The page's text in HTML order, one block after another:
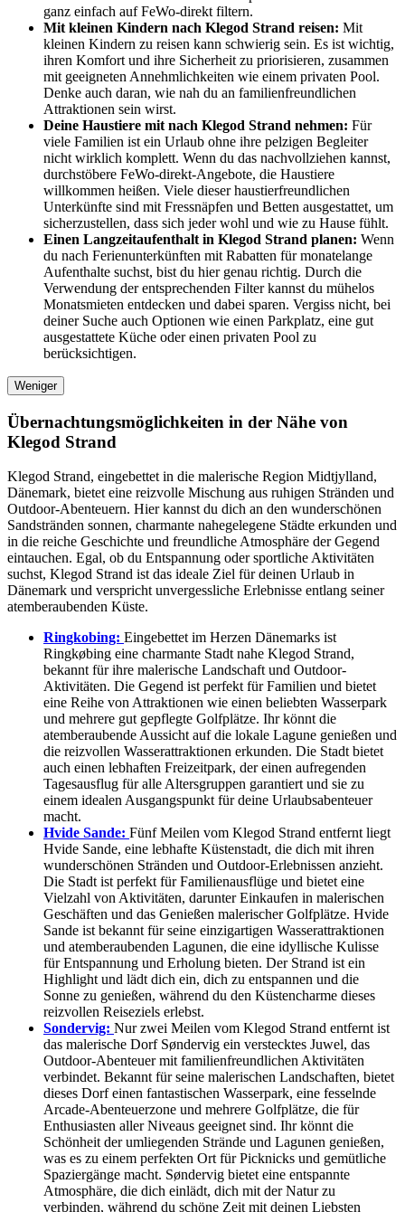
ganz einfach auf FeWo-direkt filtern.
Mit kleinen Kindern nach Klegod Strand reisen: Mit
kleinen Kindern zu reisen kann schwierig sein. Es ist wichtig,
ihren Komfort und ihre Sicherheit zu priorisieren, zusammen
mit geeigneten Annehmlichkeiten wie einem privaten Pool.
Denke auch daran, wie nah du an familienfreundlichen
Attraktionen sein wirst.
Deine Haustiere mit nach Klegod Strand nehmen: Für
viele Familien ist ein Urlaub ohne ihre pelzigen Begleiter
nicht wirklich komplett. Wenn du das nachvollziehen kannst,
durchstöbere FeWo-direkt-Angebote, die Haustiere
willkommen heißen. Viele dieser haustierfreundlichen
Unterkünfte sind mit Fressnäpfen und Betten ausgestattet, um
sicherzustellen, dass sich jeder wohl und wie zu Hause fühlt.
Einen Langzeitaufenthalt in Klegod Strand planen: Wenn
du nach Ferienunterkünften mit Rabatten für monatelange
Aufenthalte suchst, bist du hier genau richtig. Durch die
Verwendung der entsprechenden Filter kannst du mühelos
Monatsmieten entdecken und dabei sparen. Vergiss nicht, bei
deiner Suche auch Optionen wie einen Parkplatz, eine gut
ausgestattete Küche oder einen privaten Pool zu
berücksichtigen.
Weniger
Übernachtungsmöglichkeiten in der Nähe von
Klegod Strand
Klegod Strand, eingebettet in die malerische Region Midtjylland,
Dänemark, bietet eine reizvolle Mischung aus ruhigen Stränden und
Outdoor-Abenteuern. Hier kannst du dich an den wunderschönen
Sandstränden sonnen, charmante nahegelegene Städte erkunden und
in die reiche Geschichte und freundliche Atmosphäre der Gegend
eintauchen. Egal, ob du Entspannung oder sportliche Aktivitäten
suchst, Klegod Strand ist das ideale Ziel für deinen Urlaub in
Dänemark und verspricht unvergessliche Erlebnisse entlang seiner
atemberaubenden Küste.
Ringkobing: Eingebettet im Herzen Dänemarks ist
Ringkøbing eine charmante Stadt nahe Klegod Strand,
bekannt für ihre malerische Landschaft und Outdoor-
Aktivitäten. Die Gegend ist perfekt für Familien und bietet
eine Reihe von Attraktionen wie einen beliebten Wasserpark
und mehrere gut gepflegte Golfplätze. Ihr könnt die
atemberaubende Aussicht auf die lokale Lagune genießen und
die reizvollen Wasserattraktionen erkunden. Die Stadt bietet
auch einen lebhaften Freizeitpark, der einen aufregenden
Tagesausflug für alle Altersgruppen garantiert und sie zu
einem idealen Ausgangspunkt für deine Urlaubsabenteuer
macht.
Hvide Sande: Fünf Meilen vom Klegod Strand entfernt liegt
Hvide Sande, eine lebhafte Küstenstadt, die dich mit ihren
wunderschönen Stränden und Outdoor-Erlebnissen anzieht.
Die Stadt ist perfekt für Familienausflüge und bietet eine
Vielzahl von Aktivitäten, darunter Einkaufen in malerischen
Geschäften und das Genießen malerischer Golfplätze. Hvide
Sande ist bekannt für seine einzigartigen Wasserattraktionen
und atemberaubenden Lagunen, die eine idyllische Kulisse
für Entspannung und Erholung bieten. Der Strand ist ein
Highlight und lädt dich ein, dich zu entspannen und die
Sonne zu genießen, während du den Küstencharme dieses
reizvollen Reiseziels erlebst.
Sondervig: Nur zwei Meilen vom Klegod Strand entfernt ist
das malerische Dorf Søndervig ein verstecktes Juwel, das
Outdoor-Abenteuer mit familienfreundlichen Aktivitäten
verbindet. Bekannt für seine malerischen Landschaften, bietet
dieses Dorf einen fantastischen Wasserpark, eine fesselnde
Arcade-Abenteuerzone und mehrere Golfplätze, die für
Enthusiasten aller Niveaus geeignet sind. Ihr könnt die
Schönheit der umliegenden Strände und Lagunen genießen,
was es zu einem perfekten Ort für Picknicks und gemütliche
Spaziergänge macht. Søndervig bietet eine entspannte
Atmosphäre, die dich einlädt, dich mit der Natur zu
verbinden, während du schöne Zeit mit deinen Liebsten